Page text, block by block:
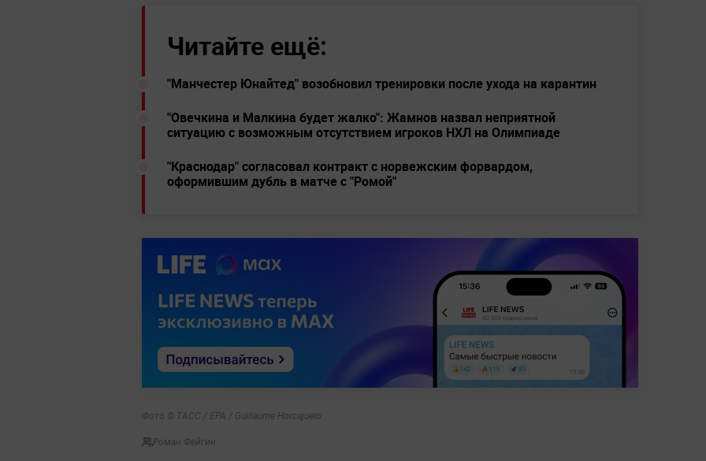
Читайте ещё:
"Манчестер Юнайтед" возобновил тренировки после ухода на карантин
"Овечкина и Малкина будет жалко": Жамнов назвал неприятной
ситуацию с возможным отсутствием игроков НХЛ на Олимпиаде
"Краснодар" согласовал контракт с норвежским форвардом,
оформившим дубль в матче с "Ромой"
Фото © ТАСС / EPA / Guillaume Horcajuelo
Роман Фейгин